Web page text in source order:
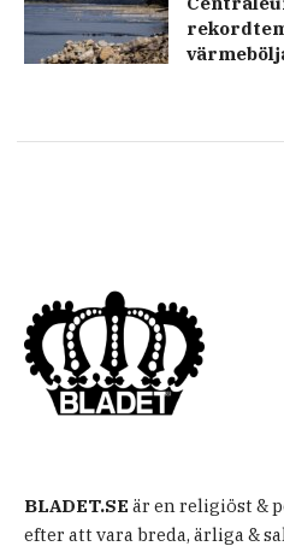
BLADET.SE är en religiöst &
efter att vara breda, ärliga &